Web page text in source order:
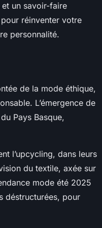
un savoir-faire
réinventer votre
personnalité.
de la mode éthique,
L’émergence de
Pays Basque,
l’upcycling, dans leurs
du textile, axée sur
mode été 2025
déstructurées, pour